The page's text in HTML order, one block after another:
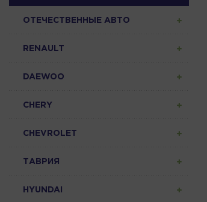
ОТЕЧЕСТВЕННЫЕ АВТО
RENAULT
DAEWOO
CHERY
CHEVROLET
ТАВРИЯ
HYUNDAI